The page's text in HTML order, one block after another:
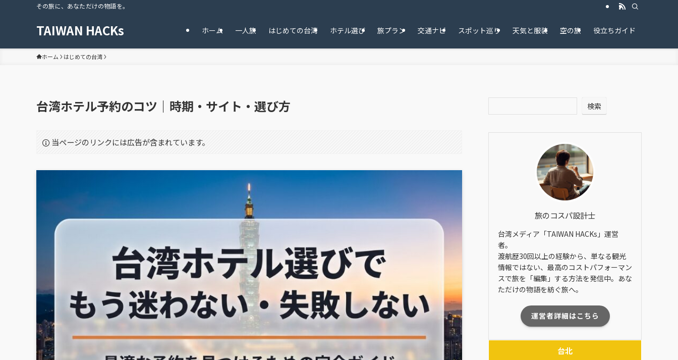
その旅に、あなただけの物語を。
TAIWAN HACKs ホーム 一人旅 はじめての台湾 ホテル選び 旅プラン 交通ナビ スポット巡り 天気と服装 空の旅 役立ちガイド
ホーム はじめての台湾
台湾ホテル予約のコツ｜時期・サイト・選び方
当ページのリンクには広告が含まれています。
検索
旅のコスパ設計士
台湾メディア「TAIWAN HACKs」運営
者。
渡航歴30回以上の経験から、単なる観光
情報ではない、最高のコストパフォーマン
スで旅を「編集」する方法を発信中。あな
ただけの物語を紡ぐ旅へ。
運営者詳細はこちら
台北